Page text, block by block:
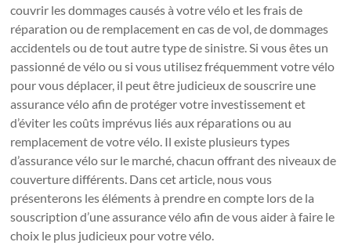
couvrir les dommages causés à votre vélo et les frais de
réparation ou de remplacement en cas de vol, de dommages
accidentels ou de tout autre type de sinistre. Si vous êtes un
passionné de vélo ou si vous utilisez fréquemment votre vélo
pour vous déplacer, il peut être judicieux de souscrire une
assurance vélo afin de protéger votre investissement et
d’éviter les coûts imprévus liés aux réparations ou au
remplacement de votre vélo. Il existe plusieurs types
d’assurance vélo sur le marché, chacun offrant des niveaux de
couverture différents. Dans cet article, nous vous
présenterons les éléments à prendre en compte lors de la
souscription d’une assurance vélo afin de vous aider à faire le
choix le plus judicieux pour votre vélo.